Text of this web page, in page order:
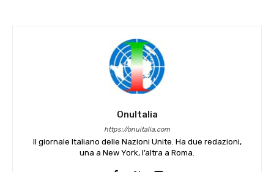
OnuItalia
https://onuitalia.com
Il giornale Italiano delle Nazioni Unite. Ha due redazioni,
una a New York, l’altra a Roma.